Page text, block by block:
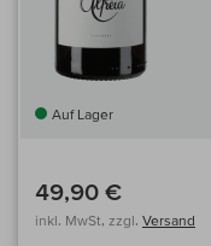
Auf Lager
49,90 €
inkl. MwSt, zzgl. Versand